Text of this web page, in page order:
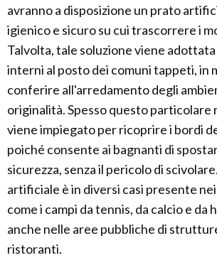
avranno a disposizione un prato
igienico e sicuro su cui trascorrere i
Talvolta, tale soluzione viene
interni al posto dei comuni tappeti, in
conferire all'arredamento degli
originalità. Spesso questo
viene impiegato per ricoprire i bordi
poiché consente ai bagnanti di
sicurezza, senza il pericolo di
artificiale è in diversi casi presente
come i campi da tennis, da calcio e da
anche nelle aree pubbliche di
ristoranti.